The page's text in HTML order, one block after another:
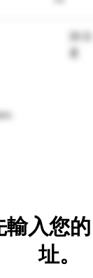
是
輸入您
址。